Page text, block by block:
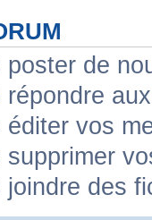
poster de
répondre
éditer vos
supprimer
joindre des